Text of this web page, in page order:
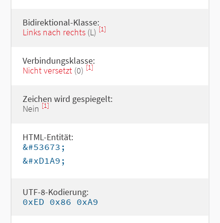
Bidirektional-Klasse:
Links nach rechts(L) [1]
Verbindungsklasse:
Nicht versetzt(0) [1]
Zeichen wird gespiegelt:
Nein [1]
HTML-Entität:
&#53673;
&#xD1A9;
UTF-8-Kodierung:
0xED 0x86 0xA9